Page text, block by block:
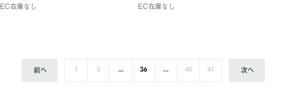
EC在庫なし
EC在庫なし
前へ 1 2 ... 36 ... 40 41 次へ